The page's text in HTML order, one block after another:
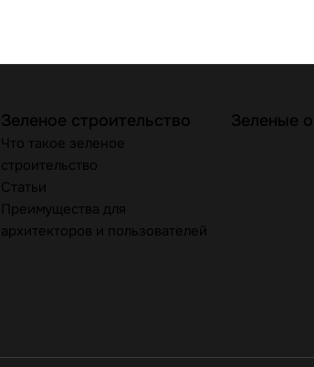
Зеленое строительство
Что такое зеленое
строительство
Статьи
Преимущества для
архитекторов и пользователей
Зеленые